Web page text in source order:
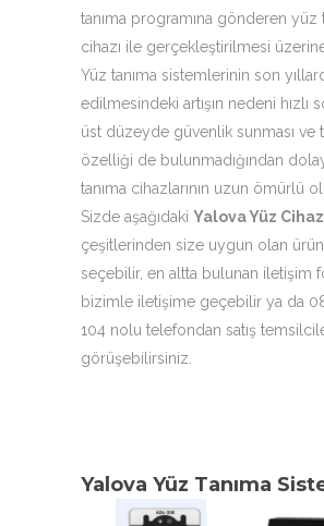
tanıma programına gönderen yüz
cihazı ile gerçekleştirilmesi
Yüz tanıma sistemlerinin son
edilmesindeki artışın nedeni hızlı
üst düzeyde güvenlik sunması ve
özelliği de bulunmadığından
tanıma cihazlarının uzun ömürlü
Sizde aşağıdaki Yalova Yüz
çeşitlerinden size uygun olan
seçebilir, en altta bulunan iletişim
bizimle iletişime geçebilir ya da
104 nolu telefondan satış
görüşebilirsiniz.
Yalova Yüz Tanıma